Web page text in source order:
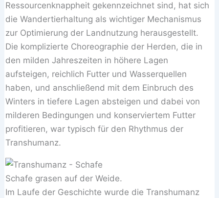
Ressourcenknappheit gekennzeichnet sind, hat sich
die Wandertierhaltung als wichtiger Mechanismus
zur Optimierung der Landnutzung herausgestellt.
Die komplizierte Choreographie der Herden, die in
den milden Jahreszeiten in höhere Lagen
aufsteigen, reichlich Futter und Wasserquellen
haben, und anschließend mit dem Einbruch des
Winters in tiefere Lagen absteigen und dabei von
milderen Bedingungen und konserviertem Futter
profitieren, war typisch für den Rhythmus der
Transhumanz.
Schafe grasen auf der Weide.
Im Laufe der Geschichte wurde die Transhumanz